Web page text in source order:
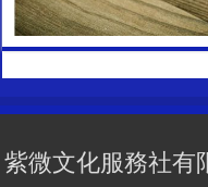
紫微文化服務社有